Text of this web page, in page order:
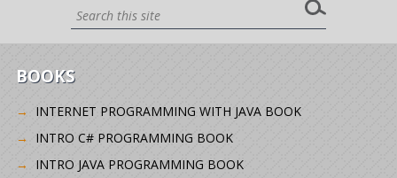
BOOKS
INTERNET PROGRAMMING WITH JAVA BOOK
INTRO C# PROGRAMMING BOOK
INTRO JAVA PROGRAMMING BOOK